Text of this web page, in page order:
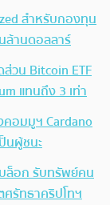
สำหรับกองทุน
ล้านดอลลาร์
วน Bitcoin ETF
แทนถึง 3 เท่า
อมมูฯ Cardano
นผู้ชนะ
ล็อก รับทรัพย์คน
ศรัทธาคริปโทฯ